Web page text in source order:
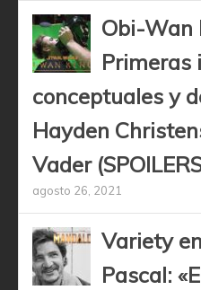
Obi-Wan
Primeras
conceptuales y
Hayden
Vader
agosto 26, 2021
Variety
Pascal: